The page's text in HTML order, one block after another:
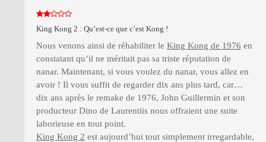
King Kong 2 : Qu’est-ce que c’est Kong !
Nous venons ainsi de réhabiliter le King Kong de 1976 en
constatant qu’il ne méritait pas sa triste réputation de
nanar. Maintenant, si vous voulez du nanar, vous allez en
avoir ! Il vous suffit de regarder dix ans plus tard, car…
dix ans après le remake de 1976, John Guillermin et son
producteur Dino de Laurentiis nous offraient une suite
laborieuse en tout point.
King Kong 2 est aujourd’hui tout simplement irregardable,